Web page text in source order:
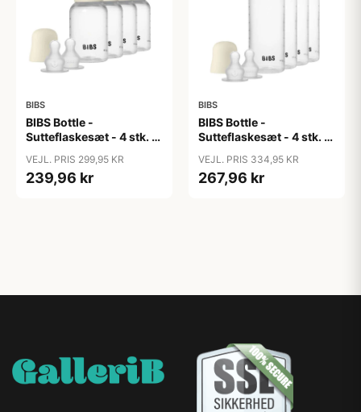
BIBS
BIBS Bottle -
Sutteflaskesæt - 4 stk. -
- Ivory
VEJL. PRIS 299,95 KR
239,96 kr
BIBS
BIBS Bottle -
Sutteflaskesæt - 4 stk. -
270ml - Ivory
VEJL. PRIS 334,95 KR
267,96 kr